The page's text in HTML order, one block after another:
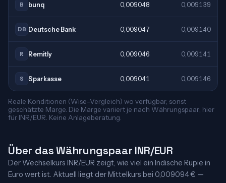
B bunq 0,009048 0,009139
DB Deutsche Bank 0,009047 0,009140
R Remitly 0,009046 0,009141
S Sparkasse 0,009041 0,009146
Reale Konditionen (Wise-Vergleich) wo verfügbar, sonst
geschätzte Marge. Die Marge variiert je nach Währungspaar; hier
für INR/EUR. Keine Anlageberatung.
Über das Währungspaar INR/EUR
Der Wechselkurs INR/EUR zeigt, wie viel ein Indische Rupie in
Euro wert ist. Aktuell liegt der Mittelkurs bei 0,009094 € —